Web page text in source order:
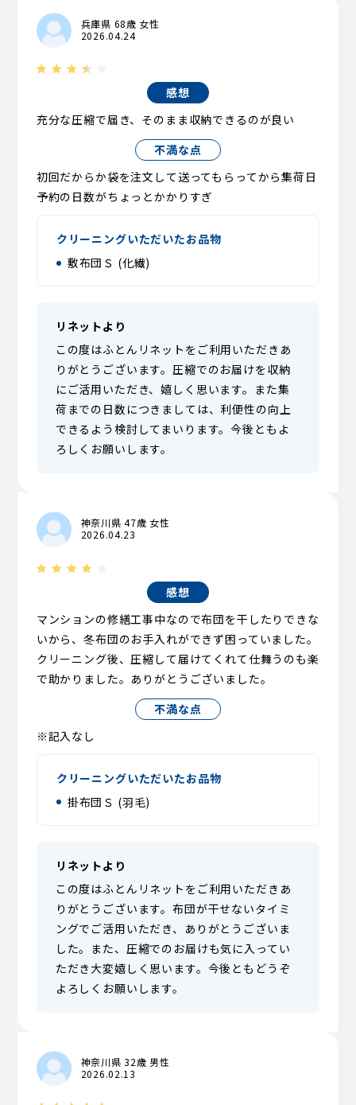
兵庫県 68歳 女性
2026.04.24
感想
充分な圧縮で届き、そのまま収納できるのが良い
不満な点
初回だからか袋を注文して送ってもらってから集荷日
予約の日数がちょっとかかりすぎ
クリーニングいただいたお品物
敷布団Ｓ (化繊)
リネットより
この度はふとんリネットをご利用いただきあ
りがとうございます。圧縮でのお届けを収納
にご活用いただき、嬉しく思います。また集
荷までの日数につきましては、利便性の向上
できるよう検討してまいります。今後ともよ
ろしくお願いします。
神奈川県 47歳 女性
2026.04.23
感想
マンションの修繕工事中なので布団を干したりできな
いから、冬布団のお手入れができず困っていました。
クリーニング後、圧縮して届けてくれて仕舞うのも楽
で助かりました。ありがとうございました。
不満な点
※記入なし
クリーニングいただいたお品物
掛布団Ｓ (羽毛)
リネットより
この度はふとんリネットをご利用いただきあ
りがとうございます。布団が干せないタイミ
ングでご活用いただき、ありがとうございま
した。また、圧縮でのお届けも気に入ってい
ただき大変嬉しく思います。今後ともどうぞ
よろしくお願いします。
神奈川県 32歳 男性
2026.02.13